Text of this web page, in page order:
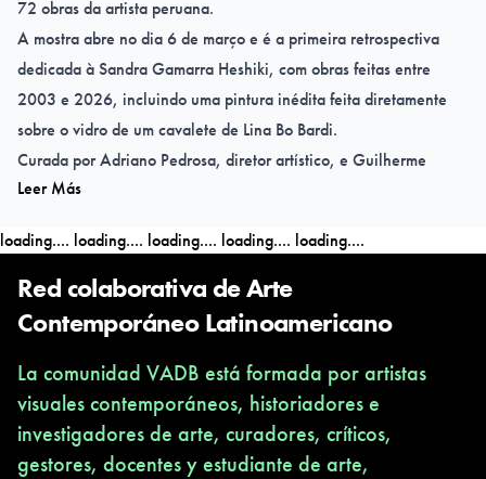
72 obras da artista peruana.
A mostra abre no dia 6 de março e é a primeira retrospectiva
dedicada à Sandra Gamarra Heshiki, com obras feitas entre
2003 e 2026, incluindo uma pintura inédita feita diretamente
sobre o vidro de um cavalete de Lina Bo Bardi.
Curada por Adriano Pedrosa, diretor artístico, e Guilherme
Giufrida, curador assistente, ambos do MASP, Florencia
ambas do MALI — Museo de Arte de Lima , a exposição
acontece no 1º andar do edifício Lina e também no ‘Acervo em
transformação’.
A exposição tem apoio cultural do Consulado Geral do Peru em
São Paulo é realizada por meio da Lei Federal de Incentivo à
Cultura e apoio do Programa de Ação Cultural – ProAC, da
Secretaria da Cultura, Economia e Indústria Criativas do
Leer Más
loading.... loading.... loading.... loading.... loading....
Red colaborativa de Arte
Contemporáneo Latinoamericano
La comunidad VADB está formada por artistas
visuales contemporáneos, historiadores e
investigadores de arte, curadores, críticos,
gestores, docentes y estudiante de arte,